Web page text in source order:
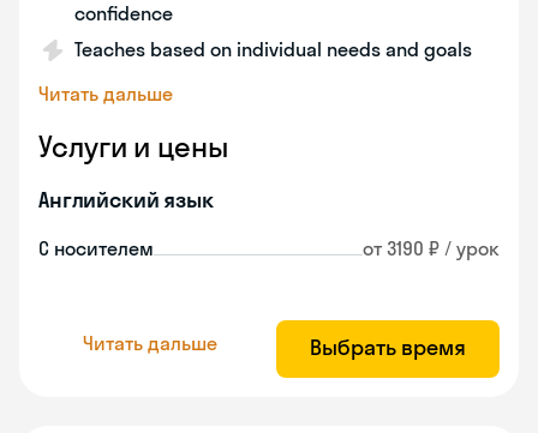
confidence
Teaches based on individual needs and goals
Читать дальше
Услуги и цены
Английский язык
С носителем от 3190 ₽ / урок
Читать дальше Выбрать время